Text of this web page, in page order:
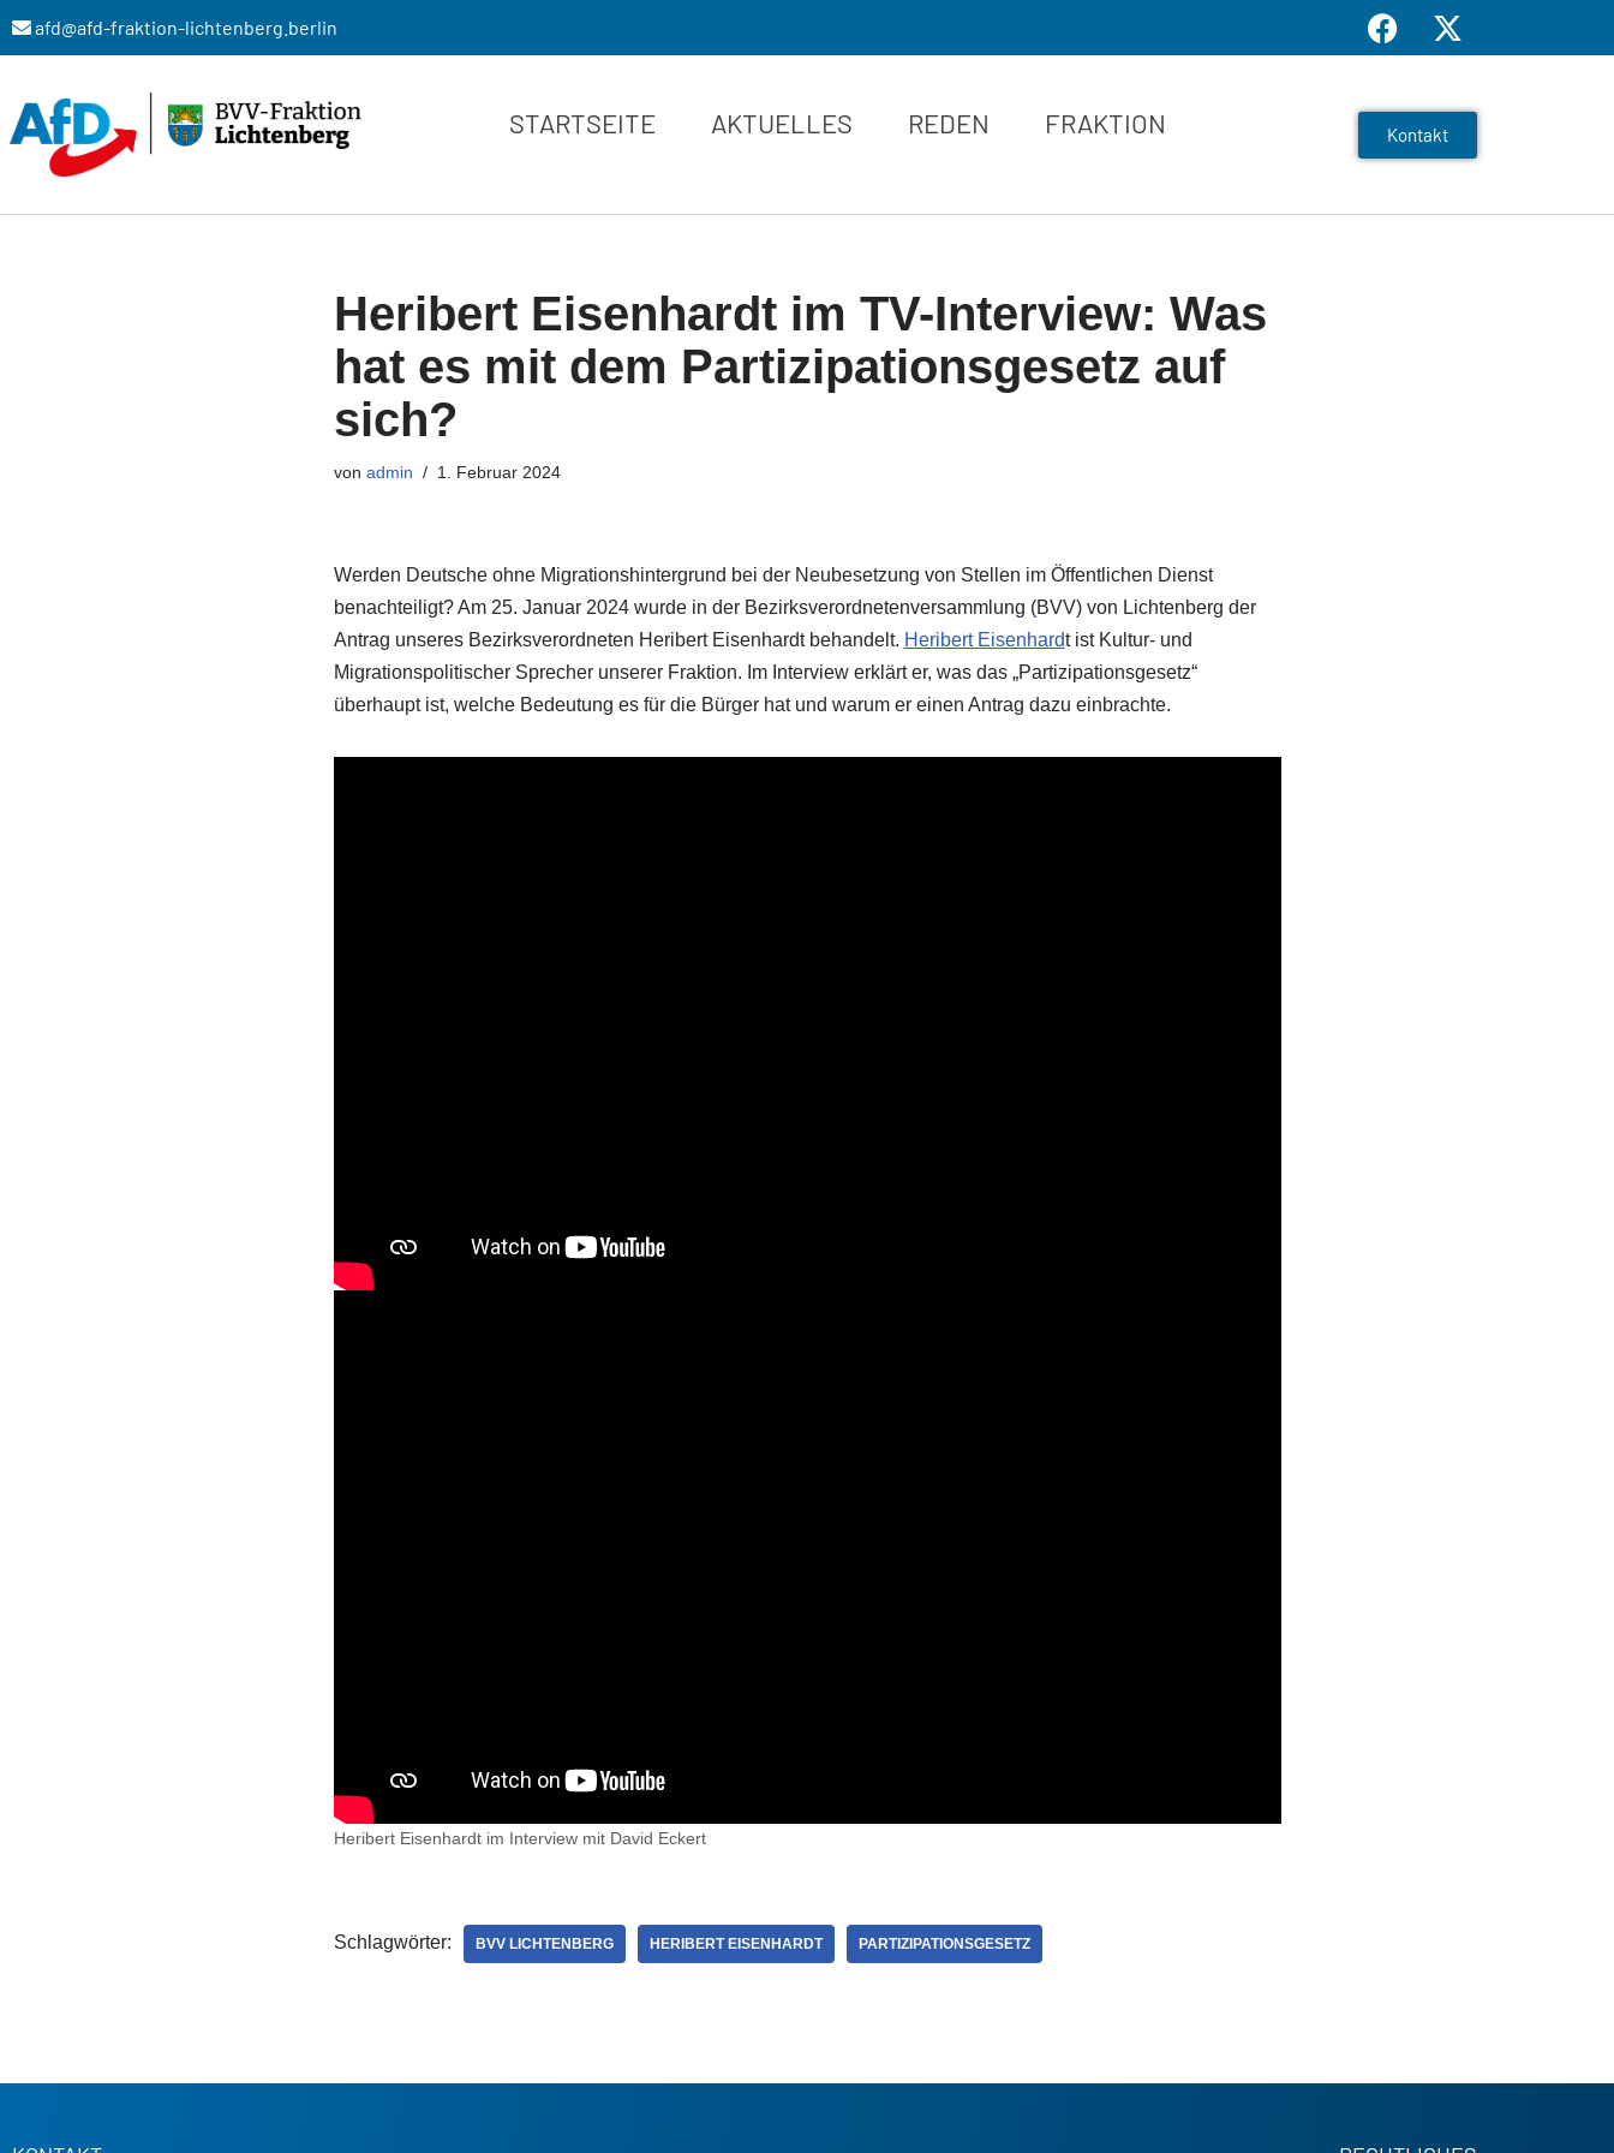
Inhalt
springen
afd@afd-fraktion-lichtenberg.berlin
STARTSEITE AKTUELLES REDEN FRAKTION Kontakt
Heribert Eisenhardt im TV-Interview: Was
hat es mit dem Partizipationsgesetz auf
sich?
von admin 1. Februar 2024
Werden Deutsche ohne Migrationshintergrund bei der Neubesetzung von Stellen im Öffentlichen Dienst
benachteiligt? Am 25. Januar 2024 wurde in der Bezirksverordnetenversammlung (BVV) von Lichtenberg der
Antrag unseres Bezirksverordneten Heribert Eisenhardt behandelt. Heribert Eisenhardt ist Kultur- und
Migrationspolitischer Sprecher unserer Fraktion. Im Interview erklärt er, was das „Partizipationsgesetz“
überhaupt ist, welche Bedeutung es für die Bürger hat und warum er einen Antrag dazu einbrachte.
Heribert Eisenhardt im Interview mit David Eckert
Schlagwörter: BVV LICHTENBERG HERIBERT EISENHARDT PARTIZIPATIONSGESETZ